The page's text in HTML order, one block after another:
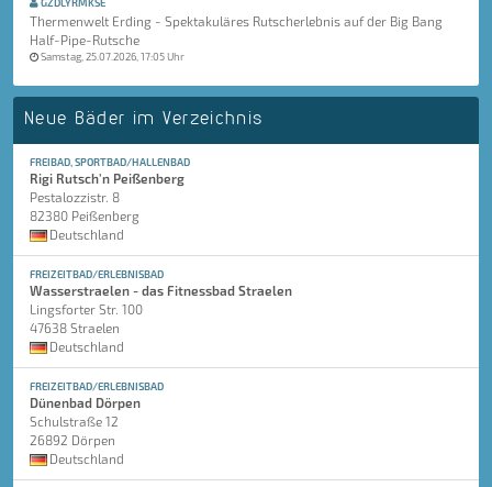
Thermenwelt Erding - Spektakuläres Rutscherlebnis auf der Big Bang
Half-Pipe-Rutsche
Samstag, 25.07.2026, 17:05 Uhr
Neue Bäder im Verzeichnis
FREIBAD, SPORTBAD/HALLENBAD
Rigi Rutsch'n Peißenberg
Pestalozzistr. 8
82380 Peißenberg
Deutschland
FREIZEITBAD/ERLEBNISBAD
Wasserstraelen - das Fitnessbad Straelen
Lingsforter Str. 100
47638 Straelen
Deutschland
FREIZEITBAD/ERLEBNISBAD
Dünenbad Dörpen
Schulstraße 12
26892 Dörpen
Deutschland